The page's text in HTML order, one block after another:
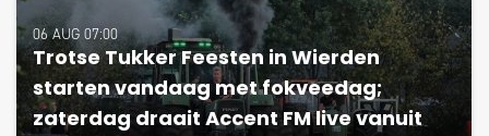
06 AUG 07:00
Trotse Tukker Feesten in Wierden
starten vandaag met fokveedag;
zaterdag draait Accent FM live vanuit